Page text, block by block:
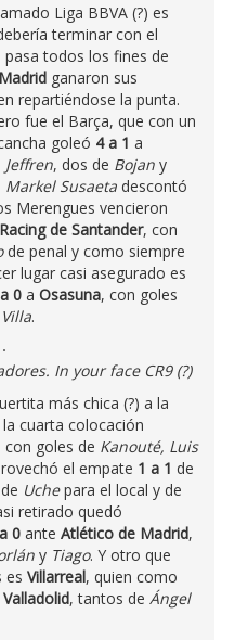
Liga BBVA (?) es
terminar con el
todos los fines de
ganaron sus
repartiéndose la punta.
fue el Barça, que con un
goleó 4 a 1 a
Jeffren, dos de Bojan y
Markel Susaeta descontó
Merengues vencieron
Racing de Santander, con
de penal y como siempre
lugar casi asegurado es
0 a Osasuna, con goles
.
In your face CR9 (?)
más chica (?) a la
cuarta colocación
con goles de Kanouté, Luis
el empate 1 a 1 de
Uchepara el local y de
retirado quedó
0 ante Atlético de Madrid,
y Tiago. Y otro que
es Villarreal, quien como
Valladolid, tantos de Ángel